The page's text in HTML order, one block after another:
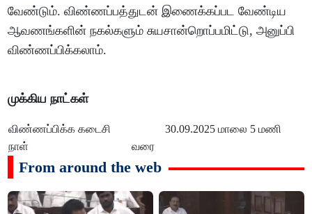
வேண்டும். விண்ணப்பத்துடன் இணைக்கப்பட வேண்டிய
ஆவணங்களின் நகல்களும் சுயசான்றொப்பமிட்டு, அனுப்பி
விண்ணப்பிக்கலாம்.
முக்கிய நாட்கள்
விண்ணப்பிக்க கடைசி
நாள்
30.09.2025 மாலை 5 மணி
வரை
From around the web